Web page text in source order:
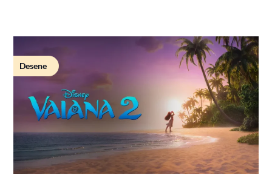
Desene